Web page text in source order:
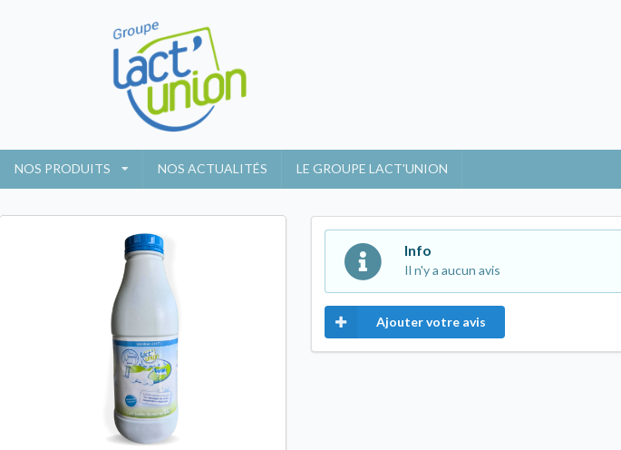
NOS PRODUITS NOS ACTUALITÉS LE GROUPE LACT'UNION
Info
Il n'y a aucun avis
Ajouter votre avis